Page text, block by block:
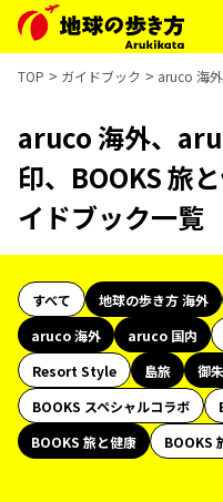
TOP ガイドブック aruco 海
aruco 海外、
印、BOOKS 旅
イドブック一覧
すべて 地球の歩き方 海外
aruco 海外
aruco 国内
Resort Style
島旅 御
BOOKS スペシャルコラボ
BOOKS 旅と健康
BOOKS